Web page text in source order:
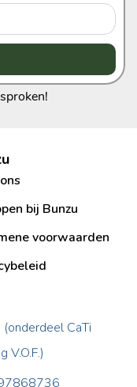
bij Bunzu
voorwaarden
(onderdeel CaTi
V.O.F.)